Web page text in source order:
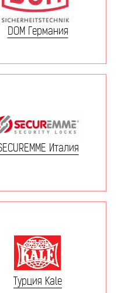
DOM Германия
Италия
Турция Kale